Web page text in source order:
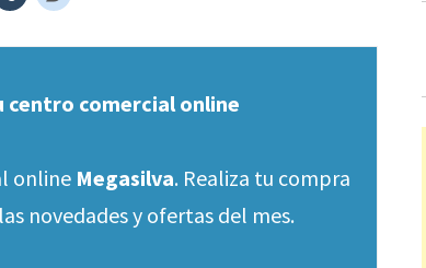
centro comercial online
online Megasilva. Realiza tu compra
novedades y ofertas del mes.